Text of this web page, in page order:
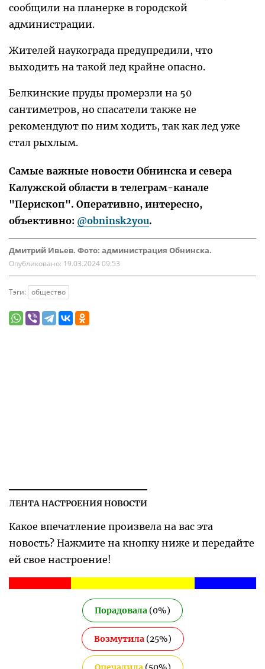
сообщили на планерке в городской
администрации.
Жителей наукограда предупредили, что
выходить на такой лед крайне опасно.
Белкинские пруды промерзли на 50
сантиметров, но спасатели также не
рекомендуют по ним ходить, так как лед уже
стал рыхлым.
Самые важные новости Обнинска и севера
Калужской области в телеграм-канале
"Перископ". Оперативно, интересно,
объективно: @obninsk2you.
Дмитрий Ивьев. Фото: администрация Обнинска.
Опубликовано: 19.03.2024 09:53
Тэги: общество
ЛЕНТА НАСТРОЕНИЯ НОВОСТИ
Какое впечатление произвела на вас эта
новость? Нажмите на кнопку ниже и передайте
ей свое настроение!
Порадовала (0%)
Возмутила(25%)